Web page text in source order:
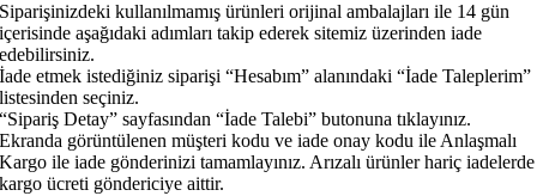
Siparişinizdeki kullanılmamış ürünleri orijinal ambalajları ile 14 gün
içerisinde aşağıdaki adımları takip ederek sitemiz üzerinden iade
edebilirsiniz.
İade etmek istediğiniz siparişi “Hesabım” alanındaki “İade Taleplerim”
listesinden seçiniz.
“Sipariş Detay” sayfasından “İade Talebi” butonuna tıklayınız.
Ekranda görüntülenen müşteri kodu ve iade onay kodu ile Anlaşmalı
Kargo ile iade gönderinizi tamamlayınız. Arızalı ürünler hariç iadelerde
kargo ücreti göndericiye aittir.